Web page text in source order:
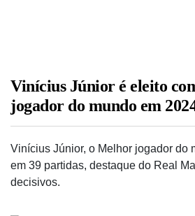
Vinícius Júnior é eleito
jogador do mundo em
Vinícius Júnior, o Melhor jogador do
em 39 partidas, destaque do Real
decisivos.